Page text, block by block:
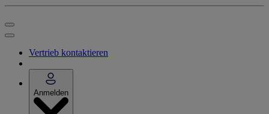
Vertrieb kontaktieren
Anmelden